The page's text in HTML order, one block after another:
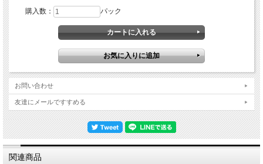
購入数： パック
お問い合わせ
友達にメールですすめる
関連商品